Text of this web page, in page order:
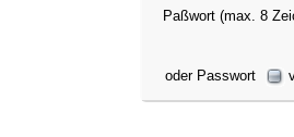
Paßwort (max. 8
oder Passwort